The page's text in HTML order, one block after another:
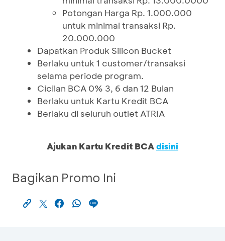
Potongan Harga Rp. 1.000.000
untuk minimal transaksi Rp.
20.000.000
Dapatkan Produk Silicon Bucket
Berlaku untuk 1 customer/transaksi
selama periode program.
Cicilan BCA 0% 3, 6 dan 12 Bulan
Berlaku untuk Kartu Kredit BCA
Berlaku di seluruh outlet ATRIA
Ajukan Kartu Kredit BCAdisini
Bagikan Promo Ini